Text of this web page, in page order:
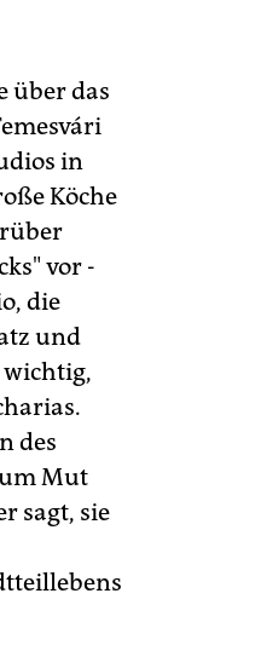
über das
in
Köche
vor -
die
und
wichtig,
des
Mut
sagt, sie